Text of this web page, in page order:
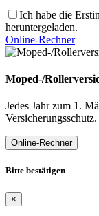
Ich habe die
heruntergeladen.
Online-Rechner
Moped-/
Jedes Jahr zum 1.
Versicherungsschutz.
Online-Rechner
Bitte bestätigen
×